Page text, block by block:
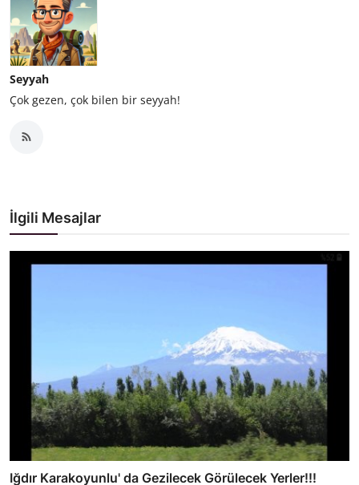
Seyyah
Çok gezen, çok bilen bir seyyah!
İlgili Mesajlar
Iğdır Karakoyunlu' da Gezilecek Görülecek Yerler!!!